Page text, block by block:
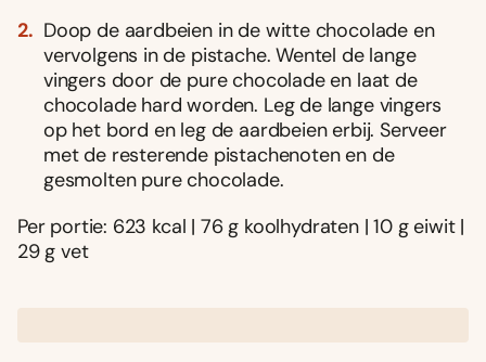
Doop de aardbeien in de witte chocolade en
vervolgens in de pistache. Wentel de lange
vingers door de pure chocolade en laat de
chocolade hard worden. Leg de lange vingers
op het bord en leg de aardbeien erbij. Serveer
met de resterende pistachenoten en de
gesmolten pure chocolade.
Per portie: 623 kcal | 76 g koolhydraten | 10 g eiwit |
29 g vet